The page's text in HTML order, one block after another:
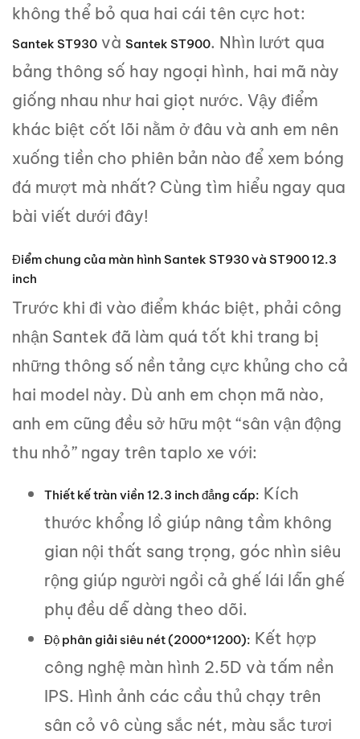
không thể bỏ qua hai cái tên cực hot:
Santek ST930 và Santek ST900. Nhìn lướt qua
bảng thông số hay ngoại hình, hai mã này
giống nhau như hai giọt nước. Vậy điểm
khác biệt cốt lõi nằm ở đâu và anh em nên
xuống tiền cho phiên bản nào để xem bóng
đá mượt mà nhất? Cùng tìm hiểu ngay qua
bài viết dưới đây!
Điểm chung của màn hình Santek ST930 và ST900 12.3
inch
Trước khi đi vào điểm khác biệt, phải công
nhận Santek đã làm quá tốt khi trang bị
những thông số nền tảng cực khủng cho cả
hai model này. Dù anh em chọn mã nào,
anh em cũng đều sở hữu một “sân vận động
thu nhỏ” ngay trên taplo xe với:
Thiết kế tràn viền 12.3 inch đẳng cấp: Kích
thước khổng lồ giúp nâng tầm không
gian nội thất sang trọng, góc nhìn siêu
rộng giúp người ngồi cả ghế lái lẫn ghế
phụ đều dễ dàng theo dõi.
Độ phân giải siêu nét (2000*1200): Kết hợp
công nghệ màn hình 2.5D và tấm nền
IPS. Hình ảnh các cầu thủ chạy trên
sân cỏ vô cùng sắc nét, màu sắc tươi